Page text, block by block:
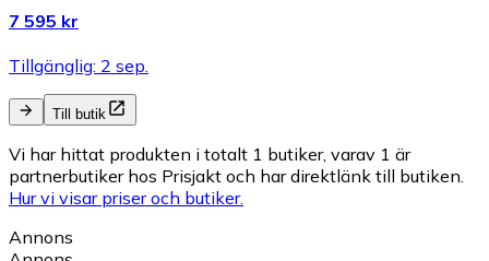
7 595 kr
Tillgänglig: 2 sep.
Till butik
Vi har hittat produkten i totalt 1 butiker, varav 1 är
partnerbutiker hos Prisjakt och har direktlänk till butiken.
Hur vi visar priser och butiker.
Annons